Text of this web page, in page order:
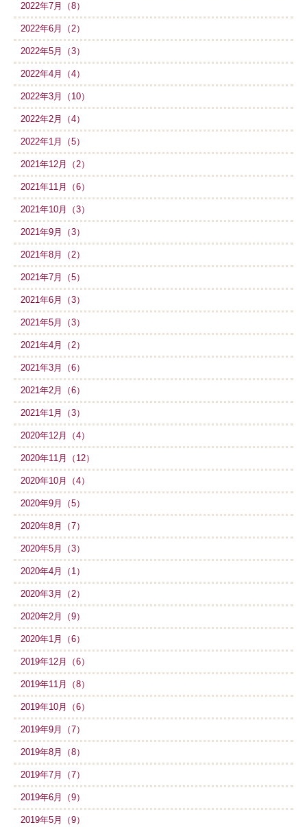
2022年7月（8）
2022年6月（2）
2022年5月（3）
2022年4月（4）
2022年3月（10）
2022年2月（4）
2022年1月（5）
2021年12月（2）
2021年11月（6）
2021年10月（3）
2021年9月（3）
2021年8月（2）
2021年7月（5）
2021年6月（3）
2021年5月（3）
2021年4月（2）
2021年3月（6）
2021年2月（6）
2021年1月（3）
2020年12月（4）
2020年11月（12）
2020年10月（4）
2020年9月（5）
2020年8月（7）
2020年5月（3）
2020年4月（1）
2020年3月（2）
2020年2月（9）
2020年1月（6）
2019年12月（6）
2019年11月（8）
2019年10月（6）
2019年9月（7）
2019年8月（8）
2019年7月（7）
2019年6月（9）
2019年5月（9）